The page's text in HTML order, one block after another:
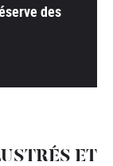
des
ET